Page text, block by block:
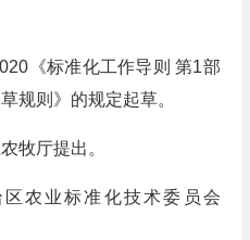
《标准化工作导则 第1部
规则》的规定起草。
牧厅提出。
农业标准化技术委员会